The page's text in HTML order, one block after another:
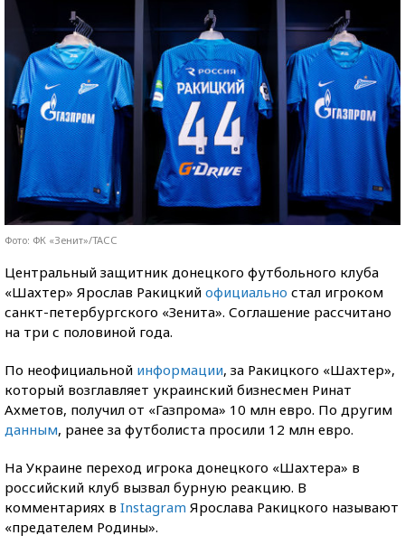
Фото: ФК «Зенит»/ТАСС
Центральный защитник донецкого футбольного клуба
«Шахтер» Ярослав Ракицкий официально стал игроком
санкт-петербургского «Зенита». Соглашение рассчитано
на три с половиной года.
По неофициальной информации, за Ракицкого «Шахтер»,
который возглавляет украинский бизнесмен Ринат
Ахметов, получил от «Газпрома» 10 млн евро. По другим
данным, ранее за футболиста просили 12 млн евро.
На Украине переход игрока донецкого «Шахтера» в
российский клуб вызвал бурную реакцию. В
комментариях в Instagram Ярослава Ракицкого называют
«предателем Родины».